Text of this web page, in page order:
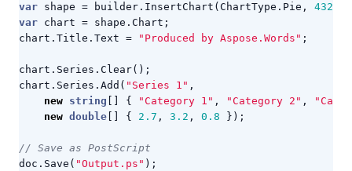
var shape = builder . InsertChart ( ChartType . Pie , 432
var chart = shape . Chart ;
chart . Title . Text = "Produced by Aspose.Words" ;
chart . Series . Clear();
chart . Series . Add ( "Series 1" ,
new string { "Category 1" , "Category 2" ,
new double { 2.7 , 3.2 , 0.8 });
// Save as PostScript
doc . Save ( "Output.ps" );